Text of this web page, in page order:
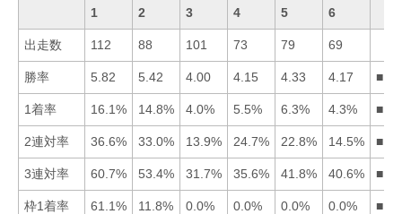
1 2 3 4 5 6
出走数 112 88 101 73 79 69
勝率 5.82 5.42 4.00 4.15 4.33 4.17
1着率 16.1% 14.8% 4.0% 5.5% 6.3% 4.3%
2連対率 36.6% 33.0% 13.9% 24.7% 22.8% 14.5%
3連対率 60.7% 53.4% 31.7% 35.6% 41.8% 40.6%
枠1着率 61.1% 11.8% 0.0% 0.0% 0.0% 0.0%